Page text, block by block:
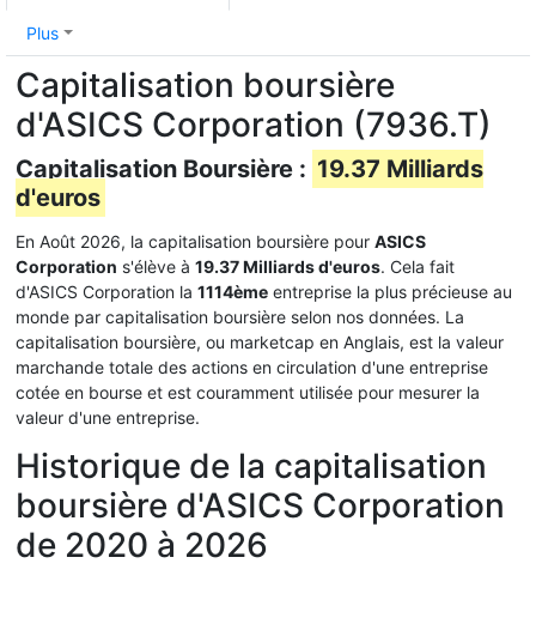
Plus
Capitalisation boursière
d'ASICS Corporation (7936.T)
Capitalisation Boursière : 19.37 Milliards
d'euros
En Août 2026, la capitalisation boursière pour ASICS
Corporation s'élève à 19.37 Milliards d'euros. Cela fait
d'ASICS Corporation la 1114ème entreprise la plus précieuse au
monde par capitalisation boursière selon nos données. La
capitalisation boursière, ou marketcap en Anglais, est la valeur
marchande totale des actions en circulation d'une entreprise
cotée en bourse et est couramment utilisée pour mesurer la
valeur d'une entreprise.
Historique de la capitalisation
boursière d'ASICS Corporation
de 2020 à 2026